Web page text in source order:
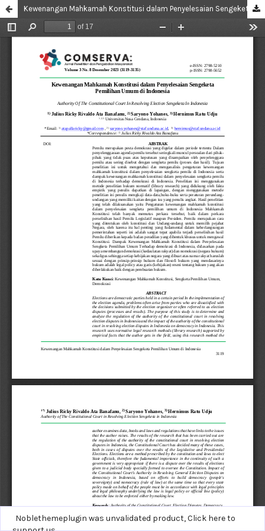
Kewenangan Mahkamah Konstitusi dalam Penyelesaian Sengeketa Pemilihan Umum di Indonesia
Noblethemeplugin was unvalidated product,Click here to